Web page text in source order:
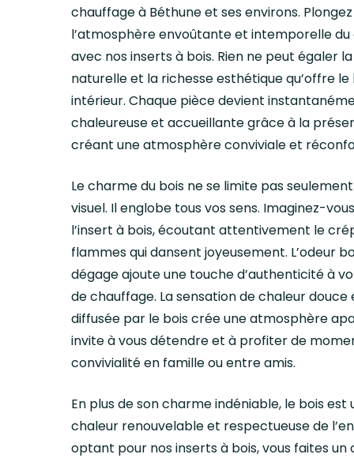
chauffage à Béthune et ses environs.
l’atmosphère envoûtante et intemporelle
avec nos inserts à bois. Rien ne peut égaler
naturelle et la richesse esthétique qu’offre
intérieur. Chaque pièce devient
chaleureuse et accueillante grâce à la
créant une atmosphère conviviale et
Le charme du bois ne se limite pas
visuel. Il englobe tous vos sens. Imaginez-
l’insert à bois, écoutant attentivement le
flammes qui dansent joyeusement. L’odeur
dégage ajoute une touche d’authenticité à
de chauffage. La sensation de chaleur
diffusée par le bois crée une atmosphère
invite à vous détendre et à profiter de
convivialité en famille ou entre amis.
En plus de son charme indéniable, le bois est
chaleur renouvelable et respectueuse de
optant pour nos inserts à bois, vous faites un